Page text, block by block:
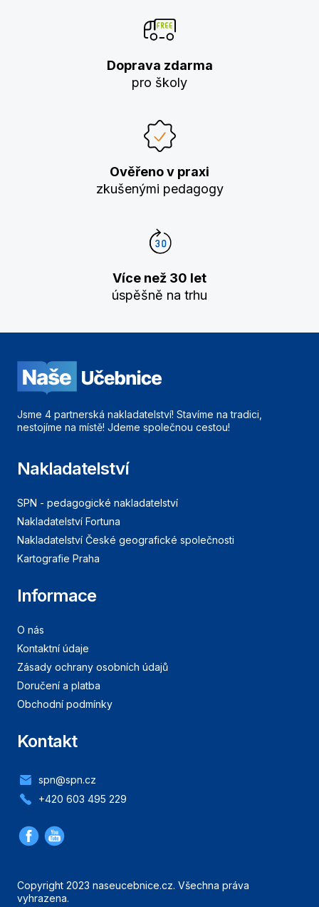
Doprava zdarma
pro školy
Ověřeno v praxi
zkušenými pedagogy
Více než 30 let
úspěšně na trhu
Jsme 4 partnerská nakladatelství! Stavíme na tradici,
nestojíme na místě! Jdeme společnou cestou!
Nakladatelství
SPN - pedagogické nakladatelství
Nakladatelství Fortuna
Nakladatelství České geografické společnosti
Kartografie Praha
Informace
O nás
Kontaktní údaje
Zásady ochrany osobních údajů
Doručení a platba
Obchodní podmínky
Kontakt
spn@spn.cz
+420 603 495 229
Copyright 2023 naseucebnice.cz. Všechna práva
vyhrazena.